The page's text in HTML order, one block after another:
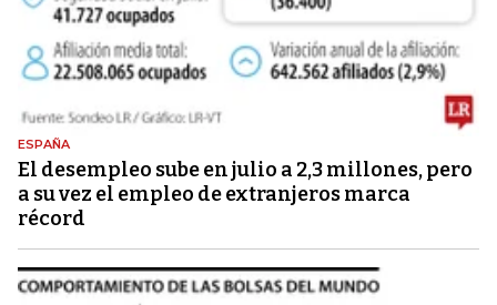
ESPAÑA
El desempleo sube en julio a 2,3 millones, pero
a su vez el empleo de extranjeros marca
récord